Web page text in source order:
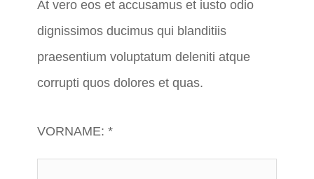
At vero eos et accusamus et iusto odio
dignissimos ducimus qui blanditiis
praesentium voluptatum deleniti atque
corrupti quos dolores et quas.
VORNAME: *